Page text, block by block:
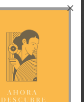
×